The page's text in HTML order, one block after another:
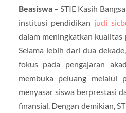
Beasiswa – STIE Kasih
institusi pendidikan judi
dalam meningkatkan kualitas
Selama lebih dari dua
fokus pada pengajaran
membuka peluang melalui
menyasar siswa berprestasi
finansial. Dengan demikian,